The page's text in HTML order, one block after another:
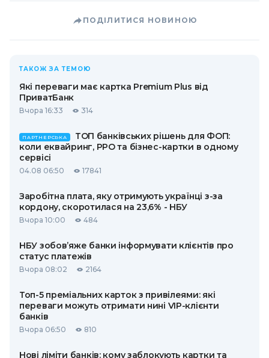
ПОДІЛИТИСЯ НОВИНОЮ
ТАКОЖ ЗА ТЕМОЮ
Які переваги має картка Premium Plus від
ПриватБанк
Вчора 16:33 314
ПАРТНЕРСЬКА
ТОП банківських рішень для ФОП:
коли еквайринг, РРО та бізнес-картки в одному
сервісі
04.08 06:50 17841
Заробітна плата, яку отримують українці з-за
кордону, скоротилася на 23,6% - НБУ
Вчора 10:00 484
НБУ зобов’яже банки інформувати клієнтів про
статус платежів
Вчора 08:02 2164
Топ-5 преміальних карток з привілеями: які
переваги можуть отримати нині VIP-клієнти
банків
Вчора 06:50 810
Нові ліміти банків: кому заблокують картки та